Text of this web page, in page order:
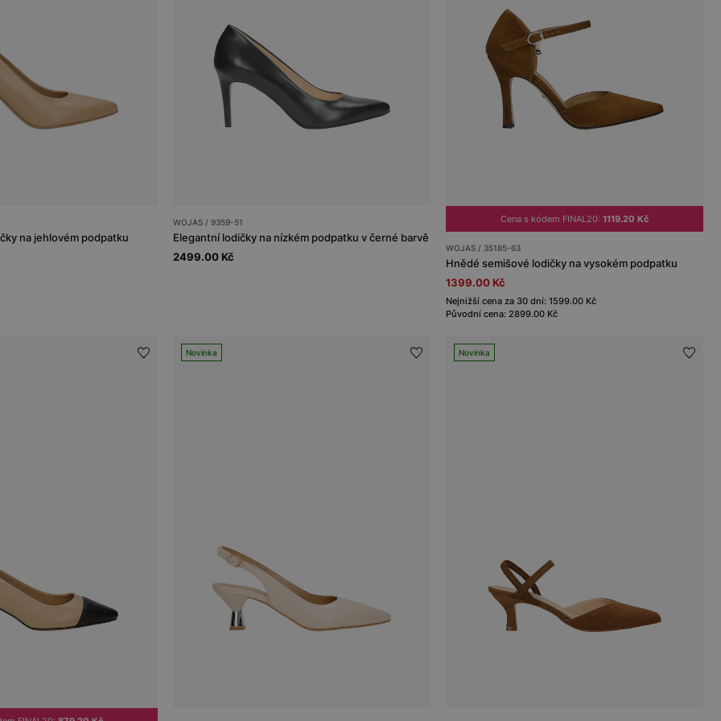
na jehlovém podpatku
WOJAS / 9359-51
Elegantní lodičky na nízkém podpatku v černé barvě
2499.00 Kč
Cena s kódem FINAL20:1119.20 Kč
WOJAS / 35185-63
Hnědé semišové lodičky na vysokém podpatku
1399.00 Kč
Nejnižší cena za 30 dní: 1599.00 Kč
Původní cena: 2899.00 Kč
Novinka Novinka